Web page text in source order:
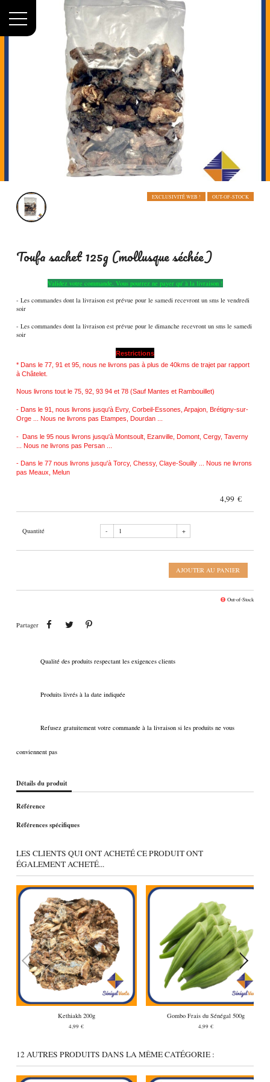
Accueil EXCLUSIVITÉ WEB ! OUT-OF-STOCK
Toufa sachet 125g (mollusque séchée)
Validez votre commande, Vous pourrez ne payer qu' à la livraison !
- Les commandes dont la livraison est prévue pour le samedi recevront un sms le vendredi
soir
- Les commandes dont la livraison est prévue pour le dimanche recevront un sms le samedi
soir
Restrictions
* Dans le 77, 91 et 95, nous ne livrons pas à plus de 40kms de trajet par rapport
à Châtelet.
Nous livrons tout le 75, 92, 93 94 et 78 (Sauf Mantes et Rambouillet)
- Dans le 91, nous livrons jusqu'à Evry, Corbeil-Essones, Arpajon, Brétigny-sur-
Orge ... Nous ne livrons pas Etampes, Dourdan ...
- Dans le 95 nous livrons jusqu'à Montsoult, Ezanville, Domont, Cergy, Taverny
... Nous ne livrons pas Persan ...
- Dans le 77 nous livrons jusqu'à Torcy, Chessy, Claye-Souilly ... Nous ne livrons
pas Meaux, Melun
4,99 €
Quantité - +
AJOUTER AU PANIER
Out-of-Stock
Partager
Partager Tweet
Qualité des produits respectant les exigences clients
Produits livrés à la date indiquée
Refusez gratuitement votre commande à la livraison si les produits ne vous
conviennent pas
Détails du produit
Référence
Références spécifiques
LES CLIENTS QUI ONT ACHETÉ CE PRODUIT ONT
ÉGALEMENT ACHETÉ...
Kethiakh 200g
4,99 €
Gombo Frais du Sénégal 500g
4,99 €
12 AUTRES PRODUITS DANS LA MÊME CATÉGORIE :